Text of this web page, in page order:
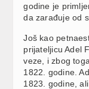
godine je
da zarađuje od
Još kao
prijateljicu Adel
veze, i zbog
1822. godine.
1823. godine,